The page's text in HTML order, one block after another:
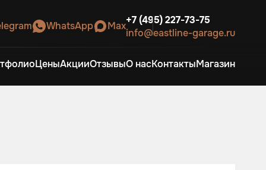
WhatsApp Max+7 (495) 227-73-75
info@eastline-garage.ru
ЦеныАкцииОтзывыО насКонтактыМагазин